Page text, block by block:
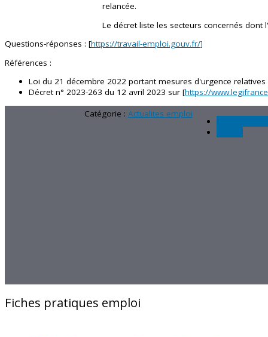
relancée.
Le décret liste les secteurs concernés dont
Questions-réponses : [https://travail-emploi.gouv.fr/]
Références :
Loi du 21 décembre 2022 portant mesures d'urgence
Décret n° 2023-263 du 12 avril 2023 sur [https://
Catégorie : Actualites emploi
Fiches pratiques emploi